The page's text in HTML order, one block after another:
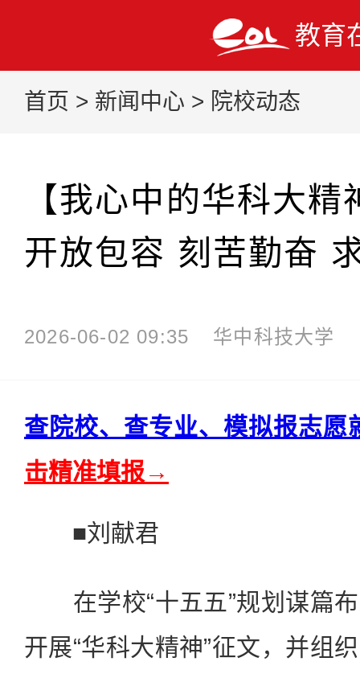
教育
首页 > 新闻中心 > 院校动态
【我心中的华科大
开放包容 刻苦勤奋
2026-06-02 09:35 华中科技大学
查院校、查专业、模拟报志
击精准填报→
■刘献君
在学校“十五五”规划谋篇布
开展“华科大精神”征文，并组